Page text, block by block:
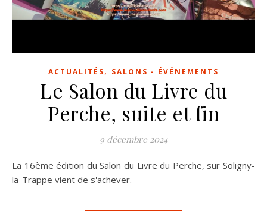
ACTUALITÉS, SALONS - ÉVÉNEMENTS
Le Salon du Livre du
Perche, suite et fin
9 décembre 2024
La 16ème édition du Salon du Livre du Perche, sur Soligny-
la-Trappe vient de s'achever.